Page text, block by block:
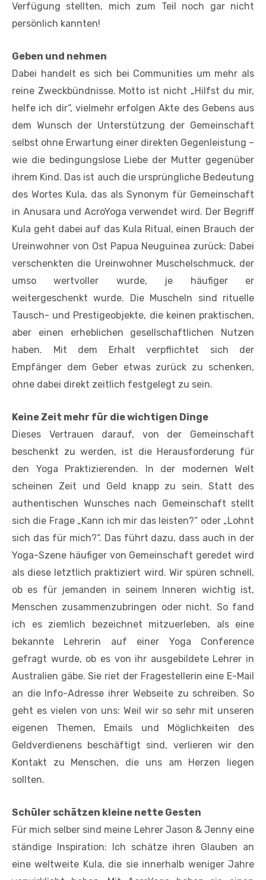
Verfügung stellten, mich zum Teil noch gar nicht
persönlich kannten!
Geben und nehmen
Dabei handelt es sich bei Communities um mehr als
reine Zweckbündnisse. Motto ist nicht „Hilfst du mir,
helfe ich dir“, vielmehr erfolgen Akte des Gebens aus
dem Wunsch der Unterstützung der Gemeinschaft
selbst ohne Erwartung einer direkten Gegenleistung –
wie die bedingungslose Liebe der Mutter gegenüber
ihrem Kind. Das ist auch die ursprüngliche Bedeutung
des Wortes Kula, das als Synonym für Gemeinschaft
in Anusara und AcroYoga verwendet wird. Der Begriff
Kula geht dabei auf das Kula Ritual, einen Brauch der
Ureinwohner von Ost Papua Neuguinea zurück: Dabei
verschenkten die Ureinwohner Muschelschmuck, der
umso wertvoller wurde, je häufiger er
weitergeschenkt wurde. Die Muscheln sind rituelle
Tausch- und Prestigeobjekte, die keinen praktischen,
aber einen erheblichen gesellschaftlichen Nutzen
haben. Mit dem Erhalt verpflichtet sich der
Empfänger dem Geber etwas zurück zu schenken,
ohne dabei direkt zeitlich festgelegt zu sein.
Keine Zeit mehr für die wichtigen Dinge
Dieses Vertrauen darauf, von der Gemeinschaft
beschenkt zu werden, ist die Herausforderung für
den Yoga Praktizierenden. In der modernen Welt
scheinen Zeit und Geld knapp zu sein. Statt des
authentischen Wunsches nach Gemeinschaft stellt
sich die Frage „Kann ich mir das leisten?“ oder „Lohnt
sich das für mich?“. Das führt dazu, dass auch in der
Yoga-Szene häufiger von Gemeinschaft geredet wird
als diese letztlich praktiziert wird. Wir spüren schnell,
ob es für jemanden in seinem Inneren wichtig ist,
Menschen zusammenzubringen oder nicht. So fand
ich es ziemlich bezeichnet mitzuerleben, als eine
bekannte Lehrerin auf einer Yoga Conference
gefragt wurde, ob es von ihr ausgebildete Lehrer in
Australien gäbe. Sie riet der Fragestellerin eine E-Mail
an die Info-Adresse ihrer Webseite zu schreiben. So
geht es vielen von uns: Weil wir so sehr mit unseren
eigenen Themen, Emails und Möglichkeiten des
Geldverdienens beschäftigt sind, verlieren wir den
Kontakt zu Menschen, die uns am Herzen liegen
sollten.
Schüler schätzen kleine nette Gesten
Für mich selber sind meine Lehrer Jason & Jenny eine
ständige Inspiration: Ich schätze ihren Glauben an
eine weltweite Kula, die sie innerhalb weniger Jahre